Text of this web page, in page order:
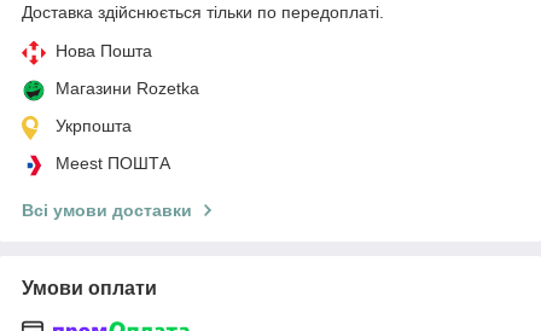
Доставка здійснюється тільки по передоплаті.
Нова Пошта
Магазини Rozetka
Укрпошта
Meest ПОШТА
Всі умови доставки
Умови оплати